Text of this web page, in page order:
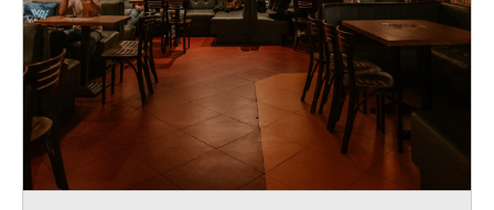
z kim znalazłeś wspólny język. Jeżeli ta osoba również Cię
zaznaczy, dostajecie do siebie namiary.